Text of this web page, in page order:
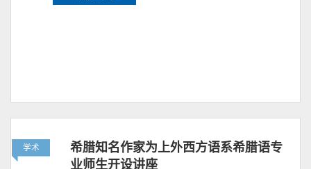
学术
希腊知名作家为上外西方语系希腊语专
业师生开设讲座